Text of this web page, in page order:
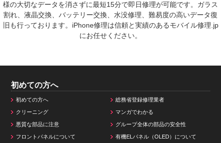
様の大切なデータを消さずに最短15分で即日修理が可能です。ガラス
割れ、液晶交換、バッテリー交換、水没修理、難易度の高いデータ復
旧も行っております。iPhone修理は信頼と実績のあるモバイル修理.jp
にお任せください。
初めての方へ
初めての方へ 総務省登録修理業者
クリーニング マンガでわかる
悪質な部品に注意 グループ全体の部品の安全性
フロントパネルについて 有機ELパネル（OLED）について